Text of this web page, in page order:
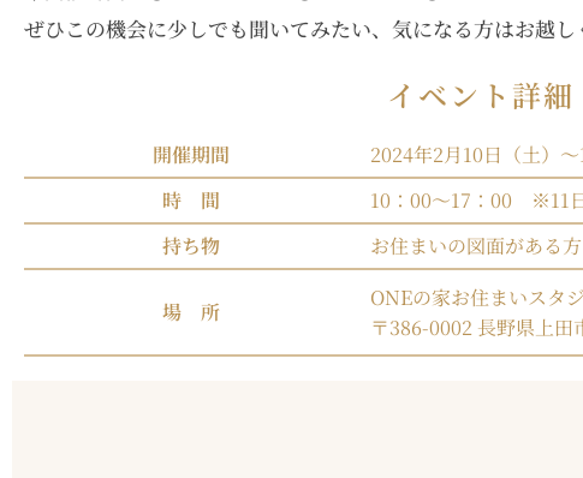
ぜひこの機会に少しでも聞いてみたい、気になる方はお越し
イベント詳細
開催期間
2024年2月10日（土）～
時 間
10：00〜17：00 ※11
持ち物
お住まいの図面がある
場 所
ONEの家お住まいスタ
〒386-0002 長野県上田